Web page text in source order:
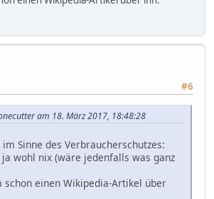
#6
am 18. März 2017, 18:48:28
Sinne des Verbraucherschutzes:
wohl nix (wäre jedenfalls was ganz
schon einen Wikipedia-Artikel über